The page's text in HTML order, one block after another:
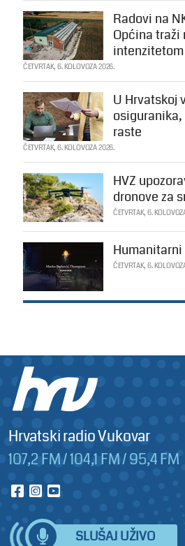
Radovi na
Općina
intenzitetom
ČETVRTAK, 6. KOLOVOZA 2026.
U Hrvatskoj
raste
ČETVRTAK, 6. KOLOVOZA 2026.
HVZ
dronove za
ČETVRTAK, 6.
ČETVRTAK, 6.
Hrvatski radio Vukovar
107,2 FM / 104,1 FM / 95,4 FM
SLUŠAJ UŽIVO